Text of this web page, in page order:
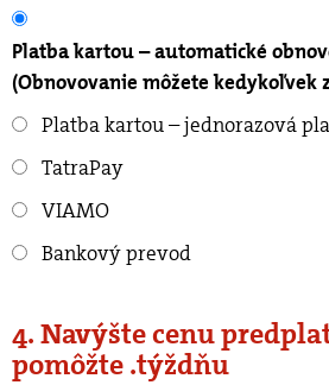
Platba kartou – automatické
(Obnovovanie môžete
Platba kartou – jednorazová
TatraPay
VIAMO
Bankový prevod
4. Navýšte cenu
pomôžte .týždňu